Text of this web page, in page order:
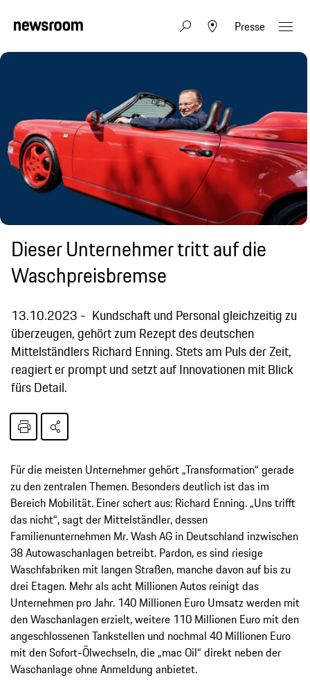
Presse
Dieser Unternehmer tritt auf die
Waschpreisbremse
13.10.2023
Kundschaft und Personal gleichzeitig zu
überzeugen, gehört zum Rezept des deutschen
Mittelständlers Richard Enning. Stets am Puls der Zeit,
reagiert er prompt und setzt auf Innovationen mit Blick
fürs Detail.
Für die meisten Unternehmer gehört „Transformation“ gerade
zu den zentralen Themen. Besonders deutlich ist das im
Bereich Mobilität. Einer schert aus: Richard Enning. „Uns trifft
das nicht“, sagt der Mittelständler, dessen
Familienunternehmen Mr. Wash AG in Deutschland inzwischen
38 Autowaschanlagen betreibt. Pardon, es sind riesige
Waschfabriken mit langen Straßen, manche davon auf bis zu
drei Etagen. Mehr als acht Millionen Autos reinigt das
Unternehmen pro Jahr. 140 Millionen Euro Umsatz werden mit
den Waschanlagen erzielt, weitere 110 Millionen Euro mit den
angeschlossenen Tankstellen und nochmal 40 Millionen Euro
mit den Sofort-Ölwechseln, die „mac Oil“ direkt neben der
Waschanlage ohne Anmeldung anbietet.